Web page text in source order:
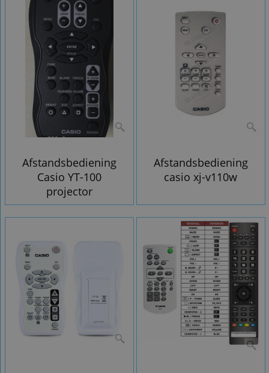
Afstandsbediening
Casio YT-100
projector
Afstandsbediening
casio xj-v110w